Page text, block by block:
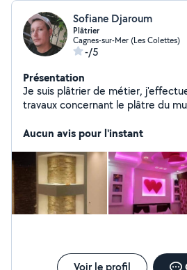
Sofiane Djaroum
Plâtrier
Cagnes-sur-Mer (Les Colettes)
-/5
Présentation
Je suis plâtrier de métier,
travaux concernant le plâtre du
de bricolage.
Aucun avis pour l'instant
Voir le profil